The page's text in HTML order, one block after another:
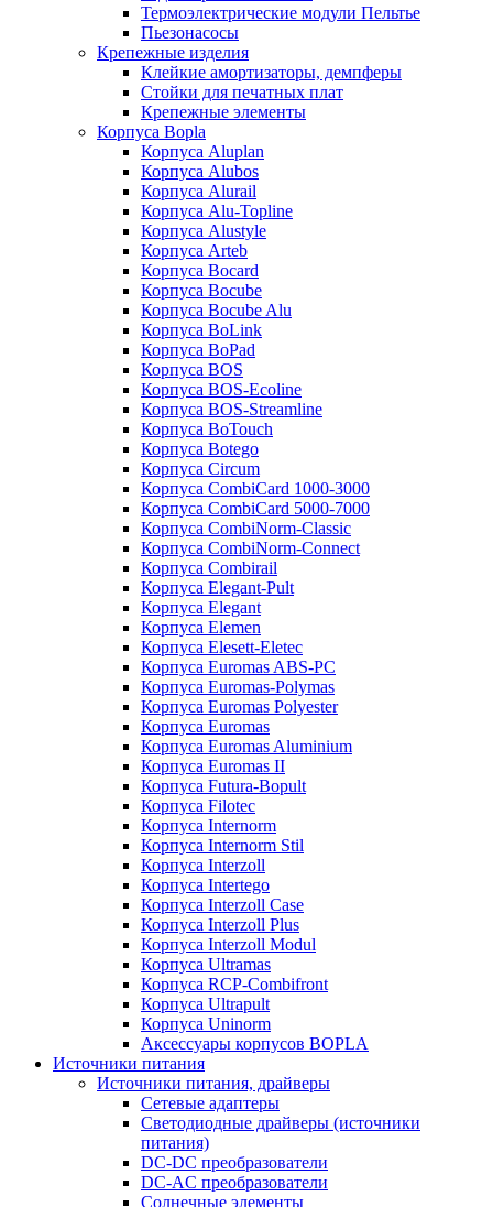
Термоэлектрические модули Пельтье
Пьезонасосы
Крепежные изделия
Клейкие амортизаторы, демпферы
Стойки для печатных плат
Крепежные элементы
Корпуса Bopla
Корпуса Aluplan
Корпуса Alubos
Корпуса Alurail
Корпуса Alu-Topline
Корпуса Alustyle
Корпуса Arteb
Корпуса Bocard
Корпуса Bocube
Корпуса Bocube Alu
Корпуса BoLink
Корпуса BoPad
Корпуса BOS
Корпуса BOS-Ecoline
Корпуса BOS-Streamline
Корпуса BoTouch
Корпуса Botego
Корпуса Circum
Корпуса CombiCard 1000-3000
Корпуса CombiCard 5000-7000
Корпуса CombiNorm-Classic
Корпуса CombiNorm-Connect
Корпуса Combirail
Корпуса Elegant-Pult
Корпуса Elegant
Корпуса Elemen
Корпуса Elesett-Eletec
Корпуса Euromas ABS-PC
Корпуса Euromas-Polymas
Корпуса Euromas Polyester
Корпуса Euromas
Корпуса Euromas Aluminium
Корпуса Euromas II
Корпуса Futura-Bopult
Корпуса Filotec
Корпуса Internorm
Корпуса Internorm Stil
Корпуса Interzoll
Корпуса Intertego
Корпуса Interzoll Case
Корпуса Interzoll Plus
Корпуса Interzoll Modul
Корпуса Ultramas
Корпуса RCP-Combifront
Корпуса Ultrapult
Корпуса Uninorm
Аксессуары корпусов BOPLA
Источники питания
Источники питания, драйверы
Сетевые адаптеры
Светодиодные драйверы (источники
питания)
DC-DC преобразователи
DC-AC преобразователи
Солнечные элементы